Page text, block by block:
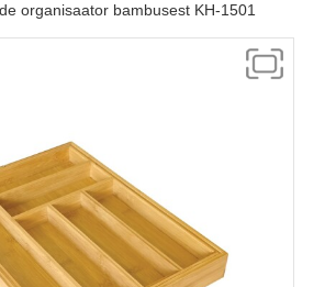
organisaator bambusest KH-1501